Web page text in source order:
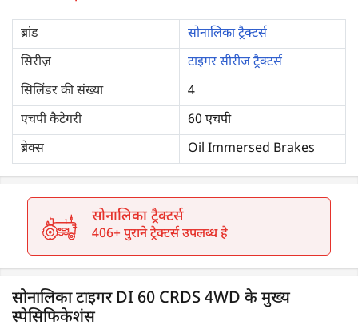
ब्रांड
सोनालिका ट्रैक्टर्स
सिरीज़
टाइगर सीरीज ट्रैक्टर्स
सिलिंडर की संख्या
4
एचपी कैटेगरी
60 एचपी
ब्रेक्स
Oil Immersed Brakes
सोनालिका ट्रैक्टर्स
406+ पुराने ट्रैक्टर्स उपलब्ध है
सोनालिका टाइगर DI 60 CRDS 4WD के मुख्य
स्पेसिफिकेशंस